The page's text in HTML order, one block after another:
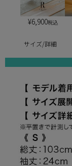
¥6,900税込
サイズ/詳細